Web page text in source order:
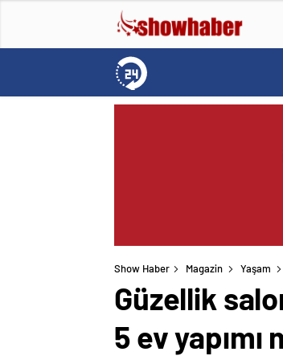
Show Haber Magazin Yaşam
Güzellik
5 ev